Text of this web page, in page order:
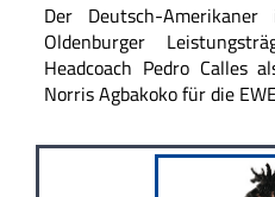
Der Deutsch-
Oldenburger
Headcoach Pedro Calles
Norris Agbakoko für die